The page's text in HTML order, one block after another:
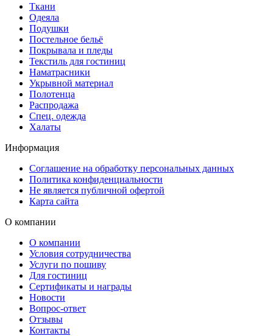
Ткани
Одеяла
Подушки
Постельное бельё
Покрывала и пледы
Текстиль для гостиниц
Наматрасники
Укрывной материал
Полотенца
Распродажа
Спец. одежда
Халаты
Информация
Соглашение на обработку персональных данных
Политика конфиденциальности
Не является публичной офертой
Карта сайта
О компании
О компании
Условия сотрудничества
Услуги по пошиву
Для гостиниц
Сертификаты и награды
Новости
Вопрос-ответ
Отзывы
Контакты